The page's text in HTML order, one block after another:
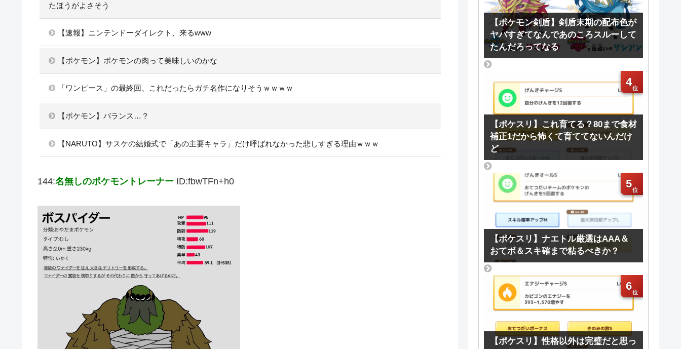
たほうがよさそう
【速報】ニンテンドーダイレクト、来るwww
【ポケモン】ポケモンの肉って美味しいのかな
「ワンピース」の最終回、これだったらガチ名作になりそうｗｗｗｗ
【ポケモン】バランス…？
【NARUTO】サスケの結婚式で「あの主要キャラ」だけ呼ばれなかった悲しすぎる理由ｗｗｗ
144:名無しのポケモントレーナー ID:fbwTFn+h0
【ポケモン剣盾】剣盾末期の配布色が
ヤバすぎてなんであのころスルーして
たんだろってなる
4
【ポケスリ】これ育てる？80まで食材
補正1だから怖くて育ててないんだけ
ど
5
【ポケスリ】ナエトル厳選はAAA＆
おてボ＆スキ確まで粘るべきか？
6
【ポケスリ】性格以外は完璧だと思っ